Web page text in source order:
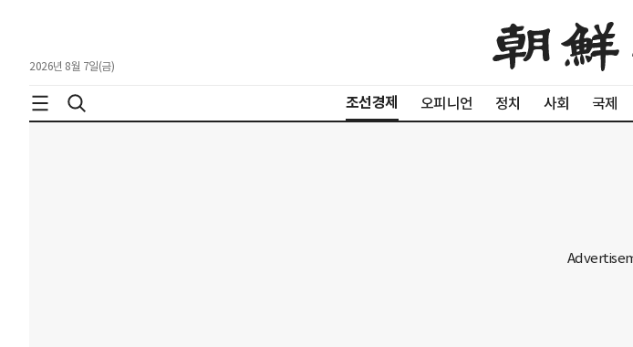
2026년 8월 7일(금)
조선경제 오피니언 정치 사회 국제